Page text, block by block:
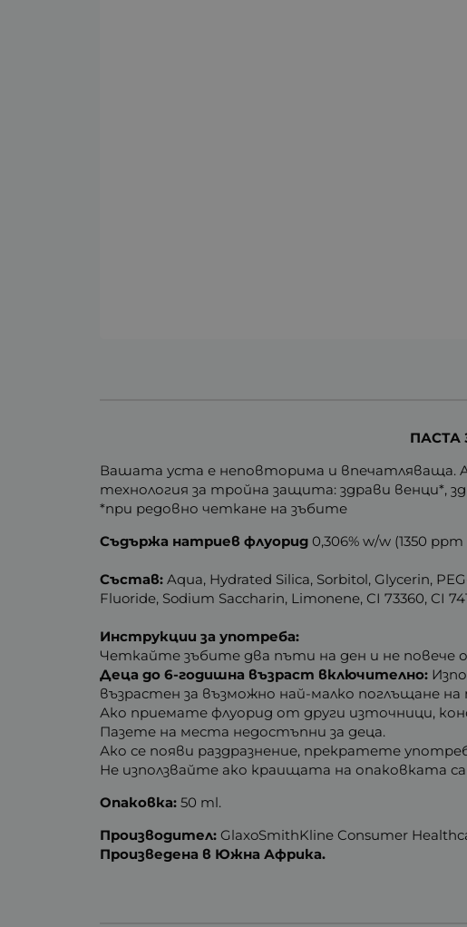
ПАСТА
Вашата уста е неповторима и впечатляваща.
технология за тройна защита: здрави венци*,
*при редовно четкане на зъбите
Съдържа натриев флуорид 0,306% w/w (1350 ppm
Състав: Aqua, Hydrated Silica, Sorbitol, Glycerin,
Fluoride, Sodium Saccharin, Limonene, CI 73360, CI
Инструкции за употреба:
Четкайте зъбите два пъти на ден и не повече
Деца до 6-годишна възраст включително:
възрастен за възможно най-малко поглъщане на
Ако приемате флуорид от други източници,
Пазете на места недостъпни за деца.
Ако се появи раздразнение, прекратете
Не използвайте ако краищата на опаковката
Опаковка: 50 ml.
Производител: GlaxoSmithKline Consumer
Произведена в Южна Африка.